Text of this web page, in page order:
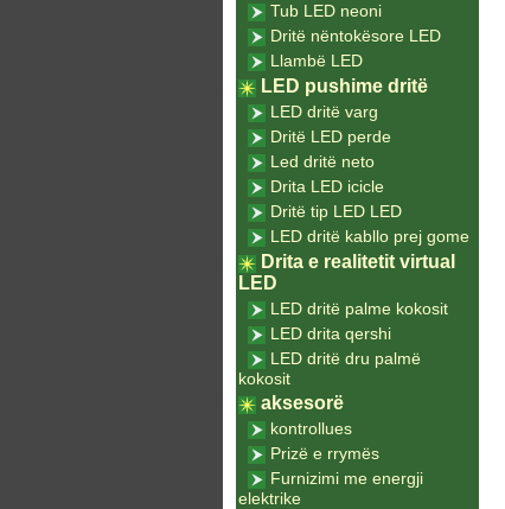
Tub LED neoni
Dritë nëntokësore LED
Llambë LED
LED pushime dritë
LED dritë varg
Dritë LED perde
Led dritë neto
Drita LED icicle
Dritë tip LED LED
LED dritë kabllo prej gome
Drita e realitetit virtual
LED
LED dritë palme kokosit
LED drita qershi
LED dritë dru palmë
kokosit
aksesorë
kontrollues
Prizë e rrymës
Furnizimi me energji
elektrike